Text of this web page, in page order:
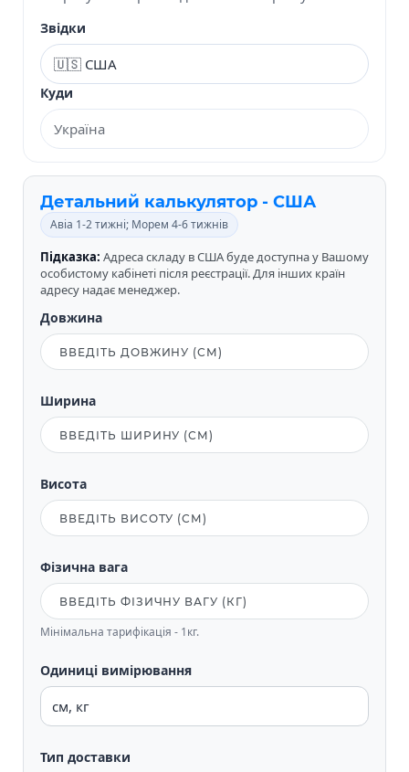
Звідки
Куди
Детальний калькулятор - США
Авіа 1-2 тижні; Морем 4-6 тижнів
Підказка: Адреса складу в США буде доступна у Вашому
особистому кабінеті після реєстрації. Для інших країн
адресу надає менеджер.
Довжина
Ширина
Висота
Фізична вага
Мінімальна тарифікація - 1кг.
Одиниці вимірювання
Тип доставки